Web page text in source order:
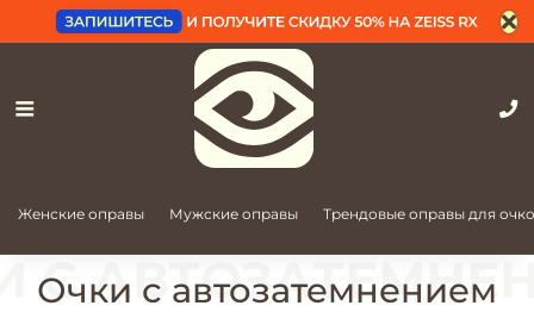
Женские оправы Мужские оправы Трендовые оправы для
Очки с автозатемнением